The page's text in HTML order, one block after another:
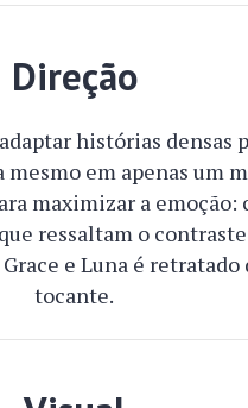
Direção
histórias densas
em apenas um
maximizar a
ressaltam o
e Luna é
tocante.